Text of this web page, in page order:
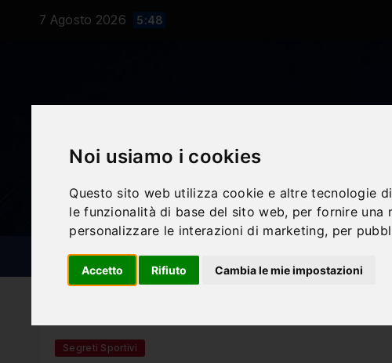
Noi usiamo i cookies
Questo sito web utilizza cookie e altre tecnologie
le funzionalità di base del sito web, per fornire una
personalizzare le interazioni di marketing, per
Accetto Rifiuto Cambia le mie impostazioni
7 Agosto 2026 5:48
NOTIZIE SPORTIVE
Segreti Sportivi